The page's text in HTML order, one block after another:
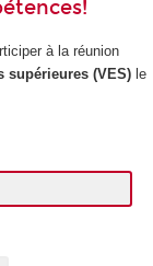
à la réunion
supérieures(VES)le